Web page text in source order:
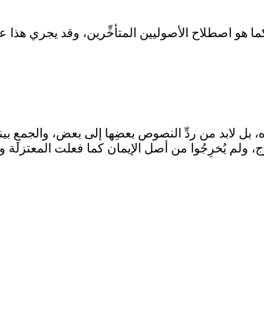
هو اصطلاح الأصوليين المتأخِّرين، وقد يجري
لابد من ردِّ النصوص بعضِها إلى بعض، والجمعِ
يُخرِجُوا من أصل الإيمان كما فعلت المعتزلة